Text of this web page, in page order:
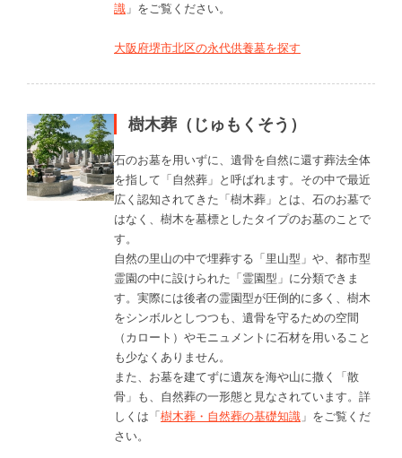
識 」をご覧ください。
大阪府堺市北区の永代供養墓を探す
樹木葬（じゅもくそう）
石のお墓を用いずに、遺骨を自然に還す葬法全体
を指して「自然葬」と呼ばれます。その中で最近
広く認知されてきた「樹木葬」とは、石のお墓で
はなく、樹木を墓標としたタイプのお墓のことで
す。
自然の里山の中で埋葬する「里山型」や、都市型
霊園の中に設けられた「霊園型」に分類できま
す。実際には後者の霊園型が圧倒的に多く、樹木
をシンボルとしつつも、遺骨を守るための空間
（カロート）やモニュメントに石材を用いること
も少なくありません。
また、お墓を建てずに遺灰を海や山に撒く「散
骨」も、自然葬の一形態と見なされています。詳
しくは「樹木葬・自然葬の基礎知識 」をご覧くだ
さい。